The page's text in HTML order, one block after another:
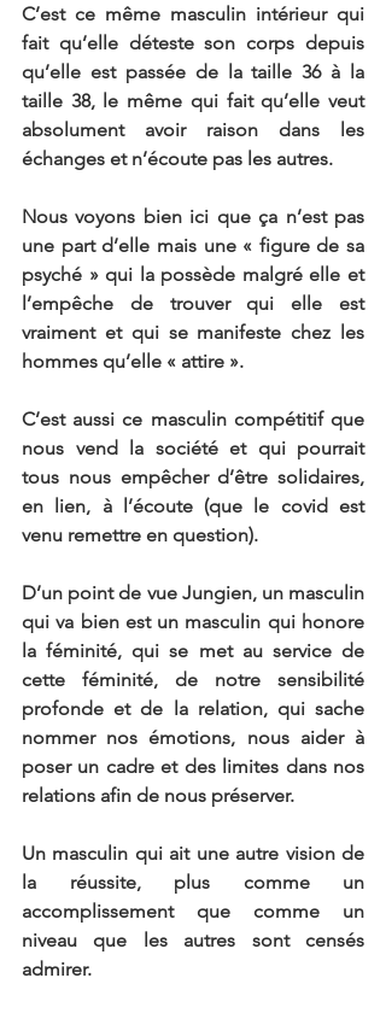
C’est ce même masculin intérieur qui
fait qu’elle déteste son corps depuis
qu’elle est passée de la taille 36 à la
taille 38, le même qui fait qu’elle veut
absolument avoir raison dans les
échanges et n’écoute pas les autres.
Nous voyons bien ici que ça n’est pas
une part d’elle mais une « figure de sa
psyché » qui la possède malgré elle et
l’empêche de trouver qui elle est
vraiment et qui se manifeste chez les
hommes qu’elle « attire ».
C’est aussi ce masculin compétitif que
nous vend la société et qui pourrait
tous nous empêcher d’être solidaires,
en lien, à l’écoute (que le covid est
venu remettre en question).
D’un point de vue Jungien, un masculin
qui va bien est un masculin qui honore
la féminité, qui se met au service de
cette féminité, de notre sensibilité
profonde et de la relation, qui sache
nommer nos émotions, nous aider à
poser un cadre et des limites dans nos
relations afin de nous préserver.
Un masculin qui ait une autre vision de
la réussite, plus comme un
accomplissement que comme un
niveau que les autres sont censés
admirer.